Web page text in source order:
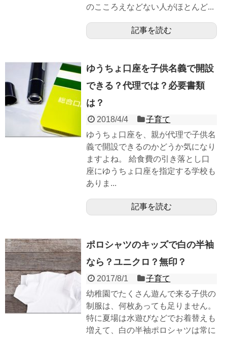
のこころえなどない人がほとんど...
記事を読む
ゆうちょ口座を子供名義で開設
できる？代理では？必要書類
は？
2018/4/4
子育て
ゆうちょ口座を、親が代理で子供名
義で開設できるのかどうか気になり
ますよね。 給食費の引き落とし口
座にゆうちょ口座を指定する学校も
ありま...
記事を読む
ポロシャツのキッズで白の半袖
なら？ユニクロ？無印？
2017/8/1
子育て
幼稚園でたくさん遊んで来る子供の
制服は、何枚あっても足りません。
特に夏場は水遊びなどでお着替えも
増えて、白の半袖ポロシャツは常に